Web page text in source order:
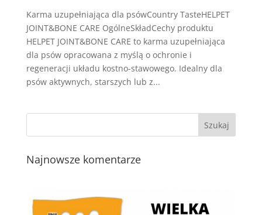
Karma uzupełniająca dla psówCountry TasteHELPET
JOINT&BONE CARE OgólneSkładCechy produktu
HELPET JOINT&BONE CARE to karma uzupełniająca
dla psów opracowana z myślą o ochronie i
regeneracji układu kostno-stawowego. Idealny dla
psów aktywnych, starszych lub z...
Najnowsze komentarze